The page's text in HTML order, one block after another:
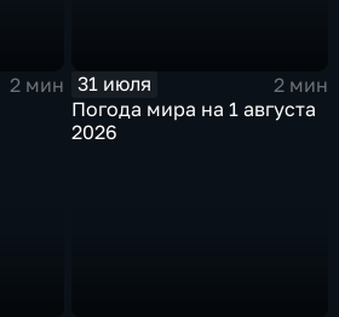
2 мин
31 июля
2 мин
Погода мира на 1 августа
2026